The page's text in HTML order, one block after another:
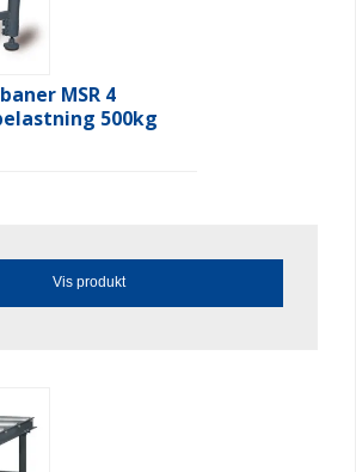
MSR 4
500kg
Vis produkt